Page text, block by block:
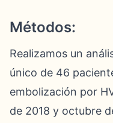
Métodos:
Realizamos un
único de 46
embolización por
de 2018 y octubre